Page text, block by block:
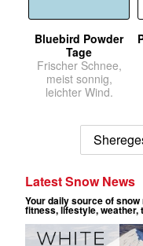
Bluebird Powder
Tage
Frischer Schnee,
meist sonnig,
leichter Wind.